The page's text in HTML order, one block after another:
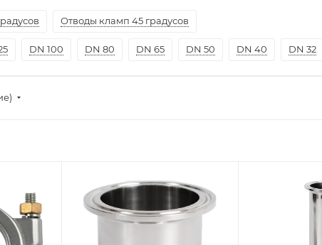
Отводы кламп 45 градусов
DN 100 DN 80 DN 65 DN 50 DN 40 DN 32